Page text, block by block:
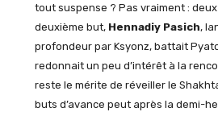
tout suspense ? Pas vraiment :
deuxième but, Hennadiy Pasich,
profondeur par Ksyonz, battait
redonnait un peu d’intérêt à la
reste le mérite de réveiller le
buts d’avance peut après la demi-